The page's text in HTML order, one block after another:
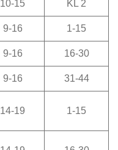
10-15 KL 2
9-16 1-15
9-16 16-30
9-16 31-44
14-19 1-15